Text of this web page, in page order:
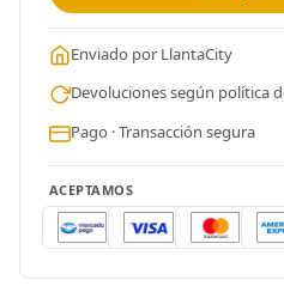
Enviado por LlantaCity
Devoluciones según política
Pago · Transacción segura
ACEPTAMOS